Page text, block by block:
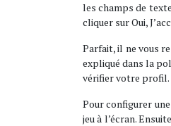
les champs de
cliquer sur Oui,
Parfait, il ne vous
expliqué dans la
vérifier votre profil.
Pour configurer
jeu à l’écran.